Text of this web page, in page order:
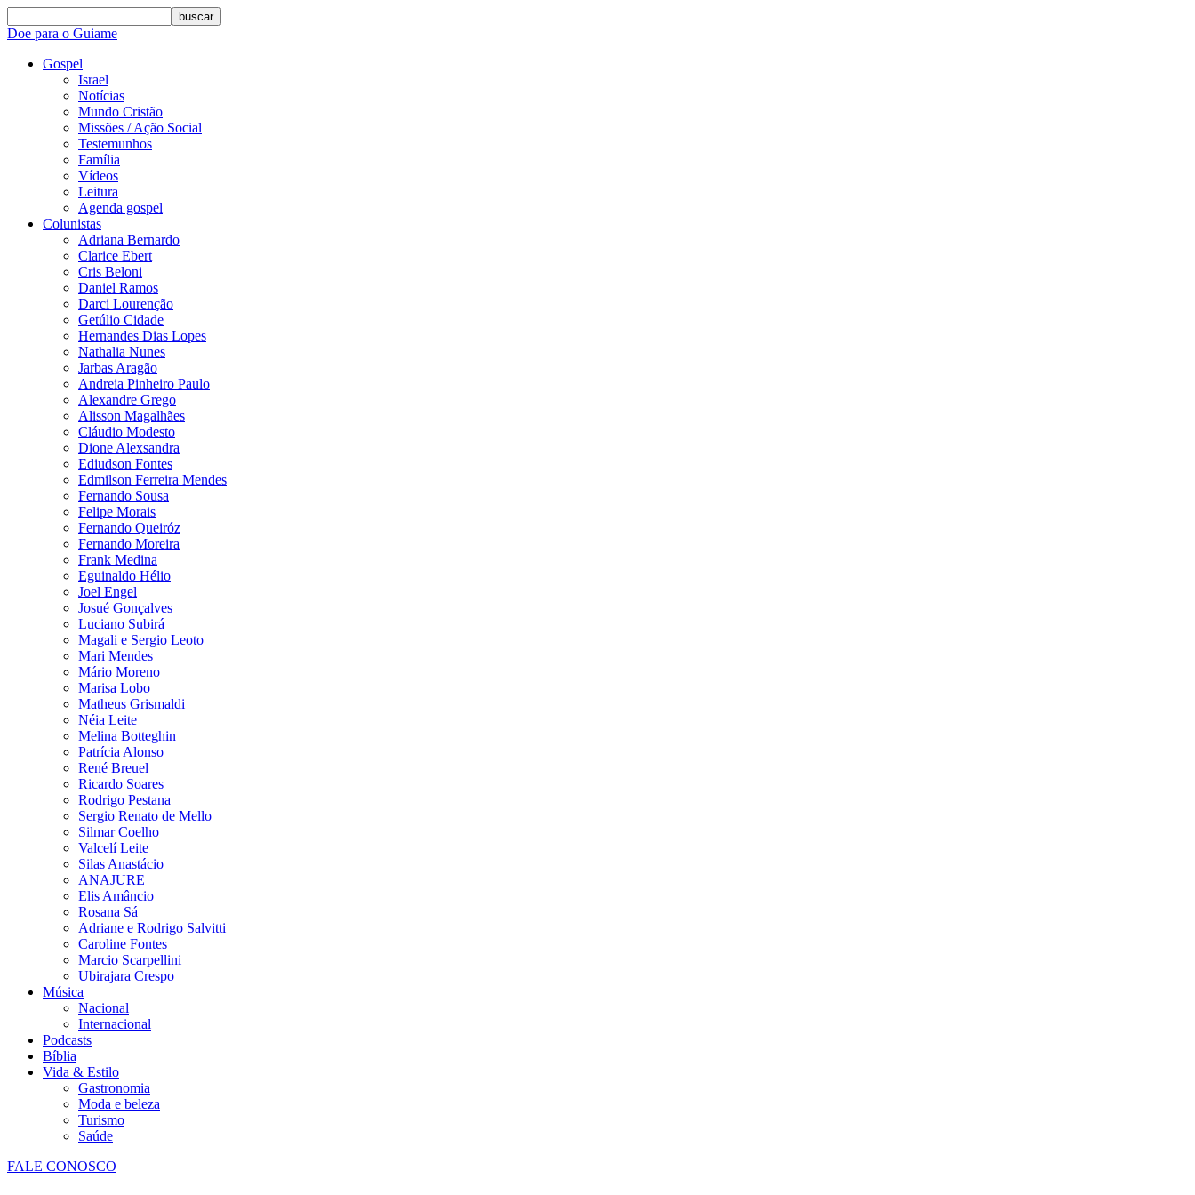
buscar
Doe para o Guiame
Gospel
Israel
Notícias
Mundo Cristão
Missões / Ação Social
Testemunhos
Família
Vídeos
Leitura
Agenda gospel
Colunistas
Adriana Bernardo
Clarice Ebert
Cris Beloni
Daniel Ramos
Darci Lourenção
Getúlio Cidade
Hernandes Dias Lopes
Nathalia Nunes
Jarbas Aragão
Andreia Pinheiro Paulo
Alexandre Grego
Alisson Magalhães
Cláudio Modesto
Dione Alexsandra
Ediudson Fontes
Edmilson Ferreira Mendes
Fernando Sousa
Felipe Morais
Fernando Queiróz
Fernando Moreira
Frank Medina
Eguinaldo Hélio
Joel Engel
Josué Gonçalves
Luciano Subirá
Magali e Sergio Leoto
Mari Mendes
Mário Moreno
Marisa Lobo
Matheus Grismaldi
Néia Leite
Melina Botteghin
Patrícia Alonso
René Breuel
Ricardo Soares
Rodrigo Pestana
Sergio Renato de Mello
Silmar Coelho
Valcelí Leite
Silas Anastácio
ANAJURE
Elis Amâncio
Rosana Sá
Adriane e Rodrigo Salvitti
Caroline Fontes
Marcio Scarpellini
Ubirajara Crespo
Música
Nacional
Internacional
Podcasts
Bíblia
Vida & Estilo
Gastronomia
Moda e beleza
Turismo
Saúde
FALE CONOSCO